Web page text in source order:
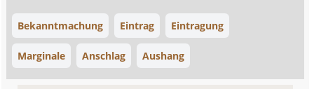
Bekanntmachung Eintrag Eintragung
Marginale Anschlag Aushang